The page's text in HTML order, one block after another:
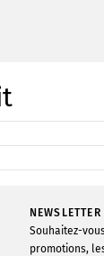
NEWSLETTER
Souhaitez-
promotions,